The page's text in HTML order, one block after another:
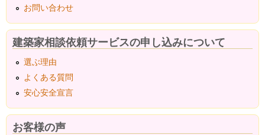
お問い合わせ
建築家相談依頼サービスの申し込みについて
選ぶ理由
よくある質問
安心安全宣言
お客様の声